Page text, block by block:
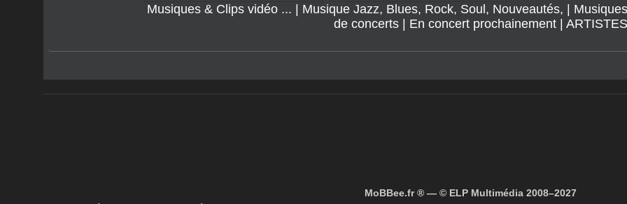
ALBUM ELASTIC
Musiques & Clips vidéo ... | Musique Jazz, Blues, Rock, Soul, Nouveautés, |
de concerts | En concert prochainement | ARTISTES
MoBBee.fr ® — © ELP Multimédia 2008–2027